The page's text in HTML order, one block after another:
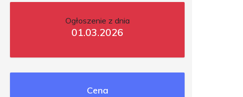
Ogłoszenie z dnia
01.03.2026
Cena